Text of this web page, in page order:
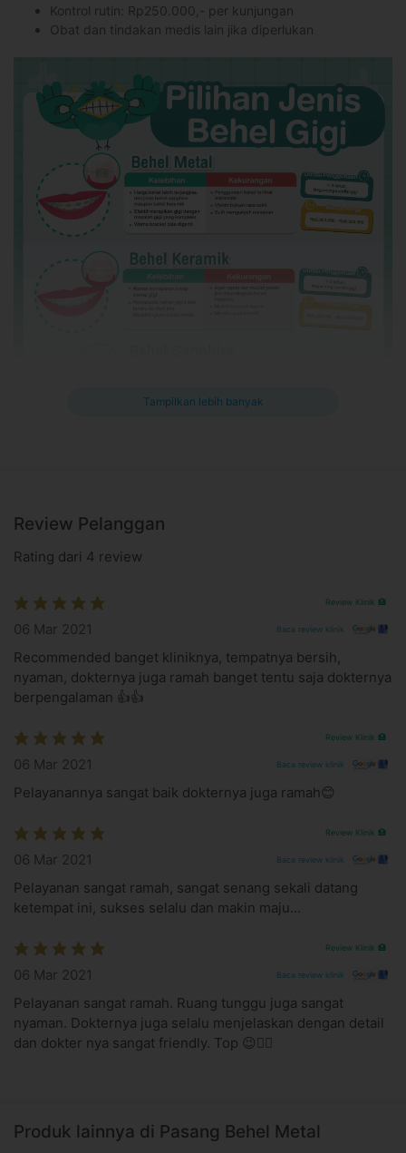
Kontrol rutin: Rp250.000,- per kunjungan
Obat dan tindakan medis lain jika diperlukan
Informasi Penting Behel Metal
behel berdasarkan hasil pemeriksaan dokter gigi
Lama penggunaan behel sampai gigi rapi bisa berbeda-
Pasien dianjurkan menyikat gigi serta makan dan minum
Pasien disarankan sudah menjalani konsultasi dan scaling
gigi serta memiliki hasil rontgen panoramic atau
behel lainnya sesuai anjuran dokter gigi saat datang ke
klinik
Hasil perawatan untuk setiap orang bisa berbeda,
tergantung kondisi pasien
penyakit tertentu
Jika ada tindakan tambahan, selisih tagihan dapat
dibayarkan langsung di klinik
Disiplin menjaga kebersihan gigi dan mulut sesuai anjuran
Tampilkan lebih banyak
Review Pelanggan
Rating dari 4 review
Review Klinik 🏥
06 Mar 2021 Baca review klinik
Recommended banget kliniknya, tempatnya bersih,
nyaman, dokternya juga ramah banget tentu saja dokternya
berpengalaman 👍👍
Review Klinik 🏥
06 Mar 2021 Baca review klinik
Pelayanannya sangat baik dokternya juga ramah😊
Review Klinik 🏥
06 Mar 2021 Baca review klinik
Pelayanan sangat ramah, sangat senang sekali datang
ketempat ini, sukses selalu dan makin maju...
Review Klinik 🏥
06 Mar 2021 Baca review klinik
Pelayanan sangat ramah. Ruang tunggu juga sangat
nyaman. Dokternya juga selalu menjelaskan dengan detail
dan dokter nya sangat friendly. Top 😉👍🏻
Produk lainnya di Pasang Behel Metal